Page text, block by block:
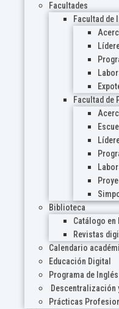
Facultades
Facultad de
Facultad de
Biblioteca
Catálogo en
Revistas
Calendario
Educación Digital
Programa de Inglés
Descentralización
Prácticas